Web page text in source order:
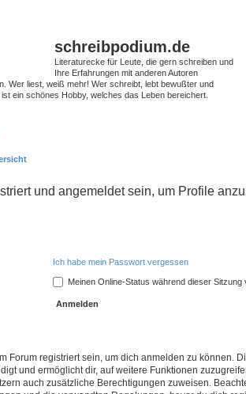
schreibpodium.de
Literaturecke für Leute, die gern schreiben und
Ihre Erfahrungen mit anderen Autoren
Wer liest, weiß mehr! Wer schreibt, lebt bewußter und
ein schönes Hobby, welches das Leben bereichert.
und angemeldet sein, um Profile
Ich habe mein Passwort vergessen
Meinen Online-Status während dieser Sitzung
Forum registriert sein, um dich anmelden zu können.
und ermöglicht dir, auf weitere Funktionen
auch zusätzliche Berechtigungen zuweisen.